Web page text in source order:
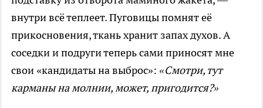
внутри всё теплеет. Пуговицы помнят её
прикосновения, ткань хранит запах духов. А
соседки и подруги теперь сами приносят мне
свои «кандидаты на выброс»: «Смотри, тут
карманы на молнии, может, пригодится?»